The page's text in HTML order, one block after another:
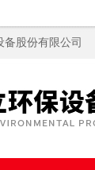
股份有限公司